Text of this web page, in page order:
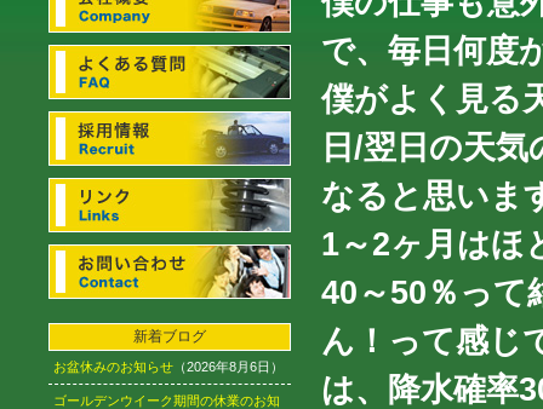
新着ブログ
お盆休みのお知らせ （2026年8月6日）
ゴールデンウイーク期間の休業のお知
で、毎日何度
僕がよく見る
日/翌日の天
なると思いま
1～2ヶ月はほ
40～50％って
ん！って感じ
は、降水確率